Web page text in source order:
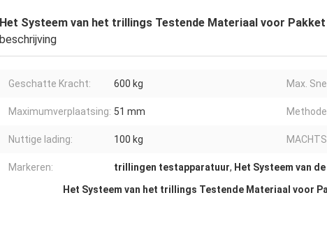
Het Systeem van het trillings Testende Materiaal voor
beschrijving
Geschatte Kracht: 600 kg Max.
Maximumverplaatsing: 51 mm
Nuttige lading: 100 kg
Markeren: trillingen testapparatuur, Het Systeem van
Het Systeem van het trillings Testende Materiaal voor